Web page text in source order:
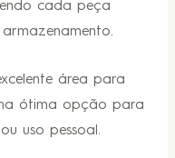
cada peça
área para
ótima opção para
uso pessoal.